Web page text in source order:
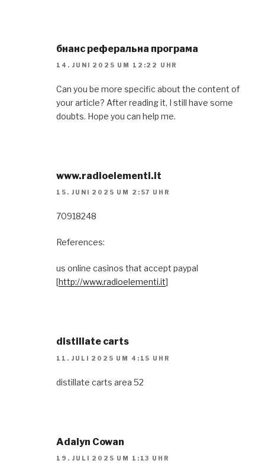
бнанс реферальна програма
14. JUNI 2025 UM 12:22 UHR
Can you be more specific about the content of
your article? After reading it, I still have some
doubts. Hope you can help me.
www.radioelementi.it
15. JUNI 2025 UM 2:57 UHR
70918248
References:
us online casinos that accept paypal
[http://www.radioelementi.it]
distillate carts
11. JULI 2025 UM 4:15 UHR
distillate carts area 52
Adalyn Cowan
19. JULI 2025 UM 1:13 UHR